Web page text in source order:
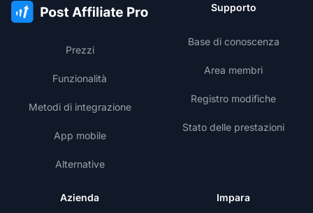
Prezzi
Funzionalità
Metodi di integrazione
App mobile
Alternative
Supporto
Base di conoscenza
Area membri
Registro modifiche
Stato delle prestazioni
Azienda Impara